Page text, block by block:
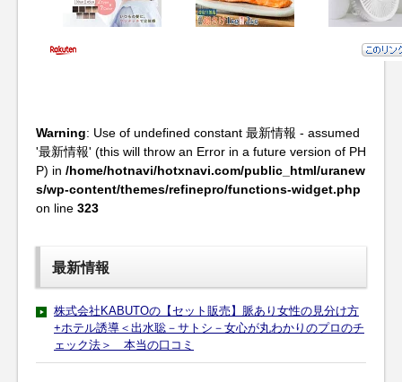
Warning: Use of undefined constant 最新情報 - assumed
'最新情報' (this will throw an Error in a future version of PH
P) in /home/hotnavi/hotxnavi.com/public_html/uranew
s/wp-content/themes/refinepro/functions-widget.php
on line 323
最新情報
株式会社KABUTOの【セット販売】脈あり女性の見分け方
+ホテル誘導＜出水聡－サトシ－女心が丸わかりのプロのチ
ェック法＞ 本当の口コミ